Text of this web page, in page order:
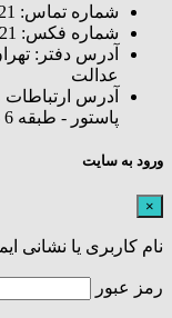
شماره تماس: 021- 000000
شماره فکس: 021-222222
آدرس دفتر:
عدالت
آدرس ارتباطات
پاستور - طبقه 6 - واحد 12
ورود به سایت
×
نام کاربری یا نشانی
رمز عبور